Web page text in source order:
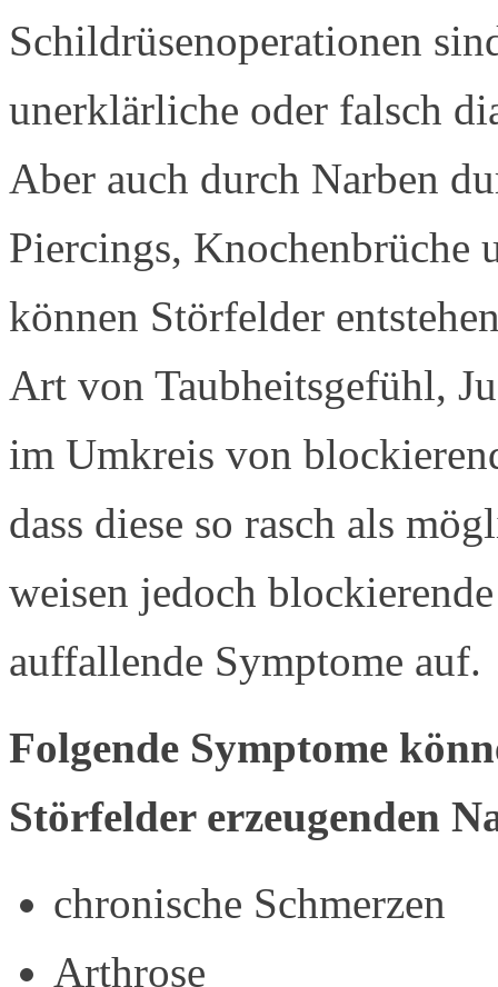
Schildrüsenoperationen
unerklärliche oder falsch
Aber auch durch Narben
Piercings,
können Störfelder
Art von Taubheitsgefühl,
im Umkreis von
dass diese so rasch als
weisen jedoch
auffallende Symptome auf.
Folgende Symptome
Störfelder erzeugenden
chronische Schmerzen
Arthrose